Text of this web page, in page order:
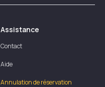
Assistance
Contact
Aide
Annulation de réservation